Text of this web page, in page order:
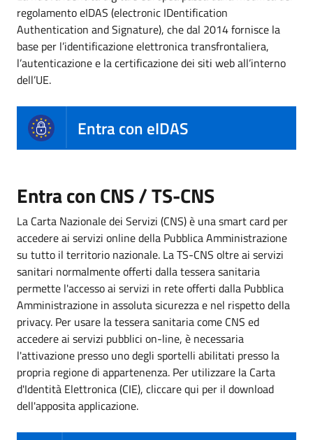
regolamento eIDAS (electronic IDentification
Authentication and Signature), che dal 2014 fornisce la
base per l’identificazione elettronica transfrontaliera,
l’autenticazione e la certificazione dei siti web all’interno
dell’UE.
Entra con eIDAS
Entra con CNS / TS-CNS
La Carta Nazionale dei Servizi (CNS) è una smart card per
accedere ai servizi online della Pubblica Amministrazione
su tutto il territorio nazionale. La TS-CNS oltre ai servizi
sanitari normalmente offerti dalla tessera sanitaria
permette l'accesso ai servizi in rete offerti dalla Pubblica
Amministrazione in assoluta sicurezza e nel rispetto della
privacy. Per usare la tessera sanitaria come CNS ed
accedere ai servizi pubblici on-line, è necessaria
l'attivazione presso uno degli sportelli abilitati presso la
propria regione di appartenenza. Per utilizzare la Carta
d'Identità Elettronica (CIE), cliccare qui per il download
dell'apposita applicazione.